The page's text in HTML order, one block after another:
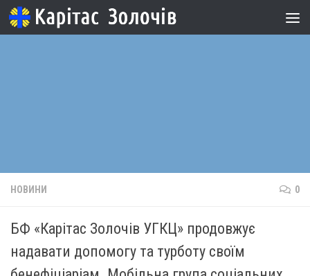
Skip to content
НОВИНИ 0
БФ «Карітас Золочів УГКЦ» продовжує
надавати допомогу та турботу своїм